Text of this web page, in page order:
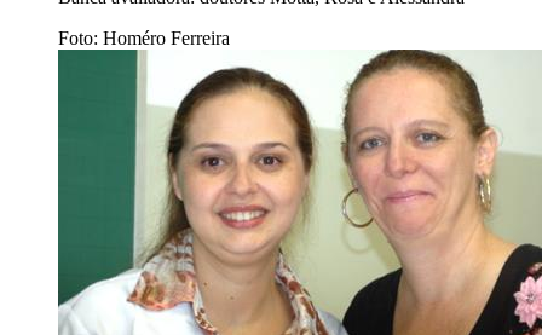
Foto: Homéro Ferreira